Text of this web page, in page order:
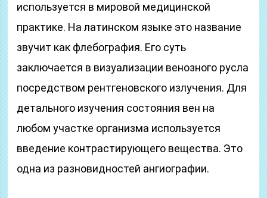
используется в мировой медицинской
практике. На латинском языке это название
звучит как флебография. Его суть
заключается в визуализации венозного русла
посредством рентгеновского излучения. Для
детального изучения состояния вен на
любом участке организма используется
введение контрастирующего вещества. Это
одна из разновидностей ангиографии.